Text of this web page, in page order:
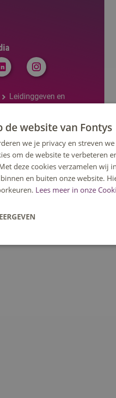
Leidinggeven en
Fontys Hogeschool
de website van Fontys
we je privacy en streven
om de website te verbeteren
deze cookies verzamelen wij
en buiten onze website.
Lees meer in onze